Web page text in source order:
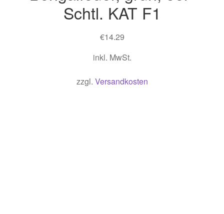
Schtl. KAT F1
€14.29
inkl. MwSt.
zzgl. Versandkosten